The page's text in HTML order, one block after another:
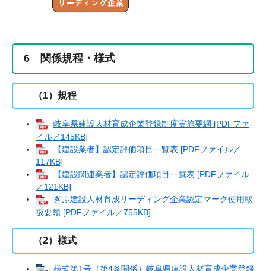
6 関係規程・様式
（1）規程
岐阜県建設人材育成企業登録制度実施要綱 [PDFファ
イル／145KB]
【建設業者】認定評価項目一覧表 [PDFファイル／
117KB]
【建設関連業者】認定評価項目一覧表 [PDFファイル
／121KB]
ぎふ建設人材育成リーディング企業認定マーク使用取
扱要領 [PDFファイル／755KB]
（2）様式
様式第1号（第4条関係）岐阜県建設人材育成企業登録